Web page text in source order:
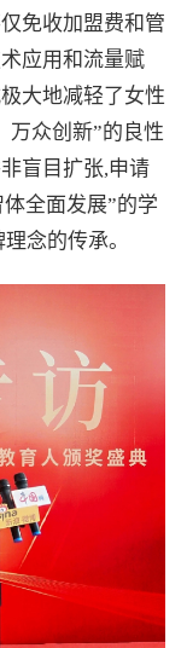
免收加盟费和管
应用和流量赋
大地减轻了女性
万众创新”的良性
盲目扩张,申请
全面发展”的学
念的传承。